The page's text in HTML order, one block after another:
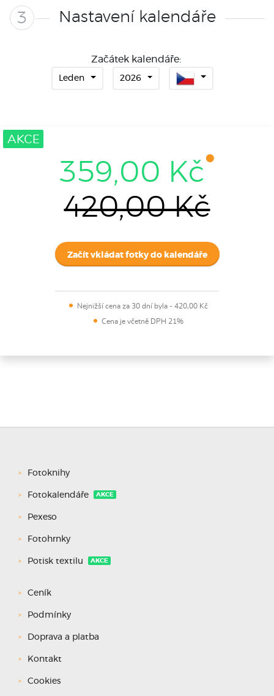
3 Nastavení kalendáře
Začátek kalendáře:
Leden 2026
AKCE
359,00 Kč
420,00 Kč
Začít vkládat fotky do kalendáře
Nejnižší cena za 30 dní byla- 420,00 Kč
Cena je včetně DPH 21%
Fotoknihy
Fotokalendáře AKCE
Pexeso
Fotohrnky
Potisk textilu AKCE
Ceník
Podmínky
Doprava a platba
Kontakt
Cookies